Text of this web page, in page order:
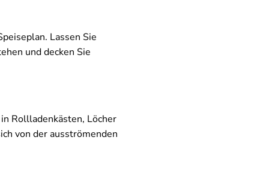
Lassen Sie
und decken Sie
Rollladenkästen, Löcher
von der ausströmenden